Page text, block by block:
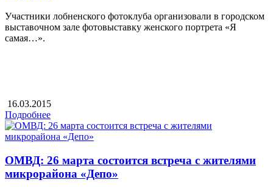
Участники лобненского фотоклуба организовали в городском
выставочном зале фотовыставку женского портрета «Я
самая…».
16.03.2015
Подробнее
ОМВД: 26 марта состоится встреча с жителями
микрорайона «Депо»